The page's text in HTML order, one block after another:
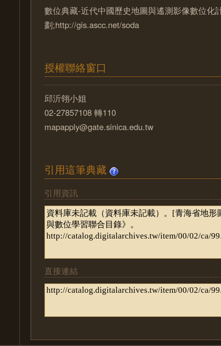
數位典藏-近代中國歷史地圖與遙測影像數位化
劃;http://gis.ascc.net/soda
授權聯絡窗口
邱沂翎小姐
02-27857108 轉110
mapapply@gate.sinica.edu.tw
引用這筆典藏
引用資訊
直接連結